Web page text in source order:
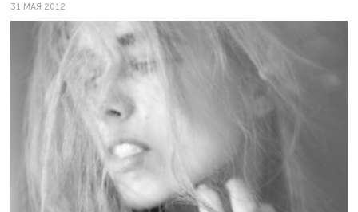
31 МАЯ 2012